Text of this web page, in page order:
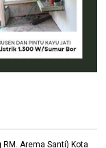
Arema Santi) Kota